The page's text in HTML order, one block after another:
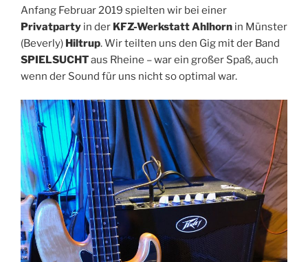
Anfang Februar 2019 spielten wir bei einer
Privatparty in der KFZ-Werkstatt Ahlhorn in Münster
(Beverly) Hiltrup. Wir teilten uns den Gig mit der Band
SPIELSUCHTaus Rheine – war ein großer Spaß, auch
wenn der Sound für uns nicht so optimal war.